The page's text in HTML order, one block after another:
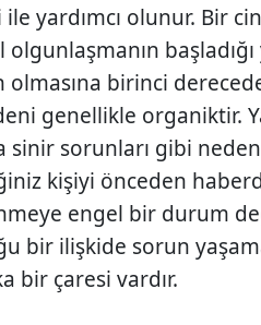
yardımcı olunur. Bir
birinci
genellikle organiktir.
sinir sorunları gibi
kişiyi önceden
engel bir durum
bir ilişkide sorun
bir çaresi vardır.